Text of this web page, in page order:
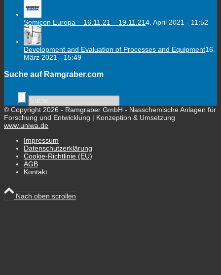
Semicon Europa – 16.11.21 – 19.11.214. April 2021 - 11:52
Development and Evaluation of Processes and Equipment16.
März 2021 - 15:49
Suche auf Ramgraber.com
© Copyright 2026 - Ramgraber GmbH - Nasschemische Anlagen für
Forschung und Entwicklung | Konzeption & Umsetzung
www.uniwa.de
Impressum
Datenschutzerklärung
Cookie-Richtlinie (EU)
AGB
Kontakt
Nach oben scrollen